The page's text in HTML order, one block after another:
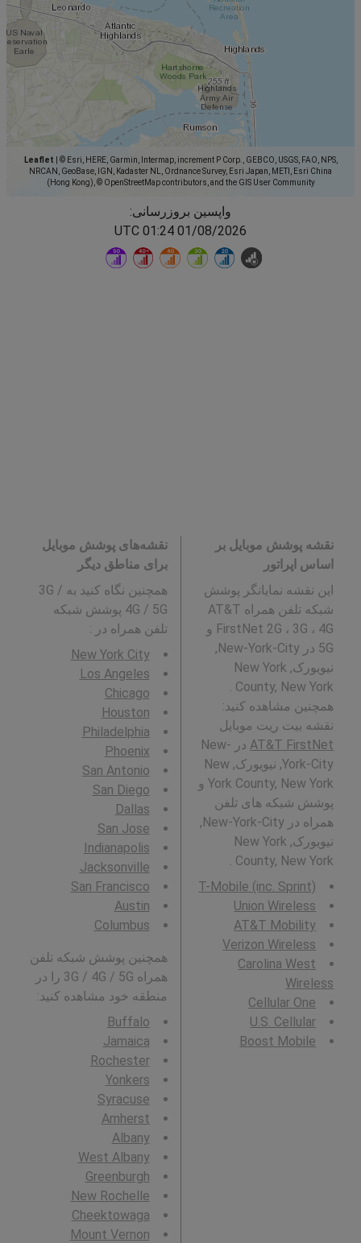
Leaflet
© Esri, HERE, Garmin, Intermap, increment P Corp., GEBCO, USGS, FAO, NPS,
NRCAN, GeoBase, IGN, Kadaster NL, Ordnance Survey, Esri Japan, METI, Esri China
(Hong Kong), © OpenStreetMap contributors, and the GIS User Community
واپسین بروزرسانی:
01/08/2026 01:24 UTC
نقشه پوشش موبایل بر
اساس اپراتور
این نقشه نمایانگر پوشش
شبکه تلفن همراه AT&T
FirstNet 2G ، 3G ، 4G و
5G در New-York-City,
نیویورک, New York
County, New York .
همچنین مشاهده کنید:
نقشه بیت ریت موبایل
AT&T FirstNet
در New-
York-City, نیویورک, New
York County, New York و
پوشش شبکه های تلفن
همراه در New-York-City,
نیویورک, New York
County, New York .
T-Mobile (inc. Sprint)
Union Wireless
AT&T Mobility
Verizon Wireless
Carolina West
Wireless
Cellular One
U.S. Cellular
Boost Mobile
نقشه‌های پوشش موبایل
برای مناطق دیگر
همچنین نگاه کنید به 3G /
4G / 5G پوشش شبکه
تلفن همراه در :
New York City
Los Angeles
Chicago
Houston
Philadelphia
Phoenix
San Antonio
San Diego
Dallas
San Jose
Indianapolis
Jacksonville
San Francisco
Austin
Columbus
همچنین پوشش شبکه تلفن
همراه 3G / 4G / 5G را در
منطقه خود مشاهده کنید:
Buffalo
Jamaica
Rochester
Yonkers
Syracuse
Amherst
Albany
West Albany
Greenburgh
New Rochelle
Cheektowaga
Mount Vernon